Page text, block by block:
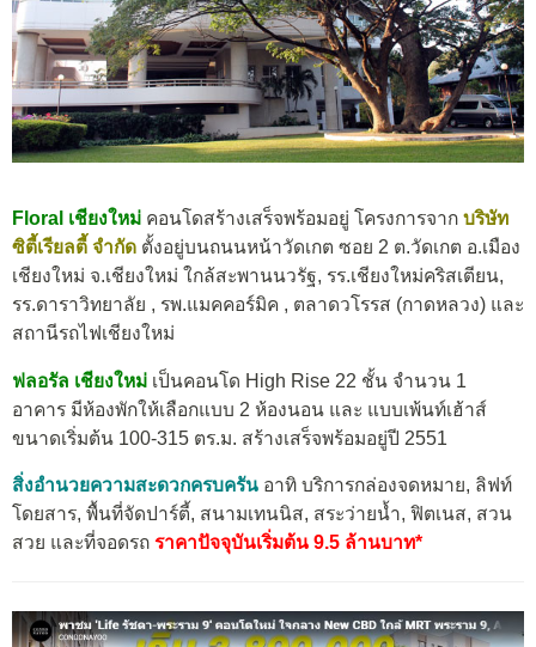
Floral เชียงใหม่ คอนโดสร้างเสร็จพร้อมอยู่ โครงการจาก บริษัท
ซิตี้เรียลตี้ จำกัด ตั้งอยู่บนถนนหน้าวัดเกต ซอย 2 ต.วัดเกต อ.เมือง
เชียงใหม่ จ.เชียงใหม่ ใกล้สะพานนวรัฐ, รร.เชียงใหม่คริสเตียน,
รร.ดาราวิทยาลัย , รพ.แมคคอร์มิค , ตลาดวโรรส (กาดหลวง) และ
สถานีรถไฟเชียงใหม่
ฟลอรัล เชียงใหม่ เป็นคอนโด High Rise 22 ชั้น จำนวน 1
อาคาร มีห้องพักให้เลือกแบบ 2 ห้องนอน และ แบบเพ้นท์เฮ้าส์
ขนาดเริ่มต้น 100-315 ตร.ม. สร้างเสร็จพร้อมอยู่ปี 2551
สิ่งอำนวยความสะดวกครบครัน อาทิ บริการกล่องจดหมาย, ลิฟท์
โดยสาร, พื้นที่จัดปาร์ตี้, สนามเทนนิส, สระว่ายน้ำ, ฟิตเนส, สวน
สวย และที่จอดรถ ราคาปัจจุบันเริ่มต้น 9.5 ล้านบาท*